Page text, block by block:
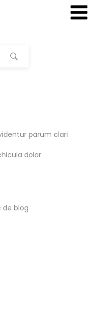
parum clari
dolor
de blog